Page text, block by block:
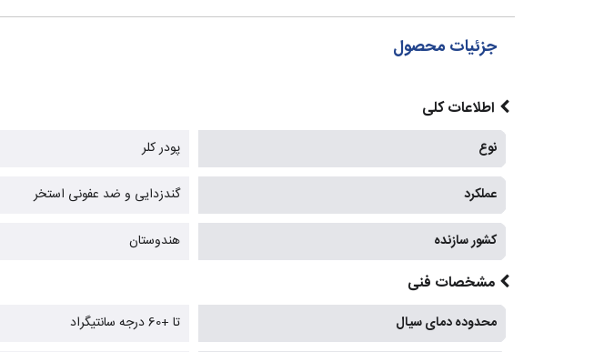
جزئیات محصول
اطلاعات کلی
نوع پودر کلر
عملکرد گندزدایی و ضد عفونی استخر
کشور سازنده هندوستان
مشخصات فنی
محدوده دمای سیال تا +60 درجه سانتیگراد